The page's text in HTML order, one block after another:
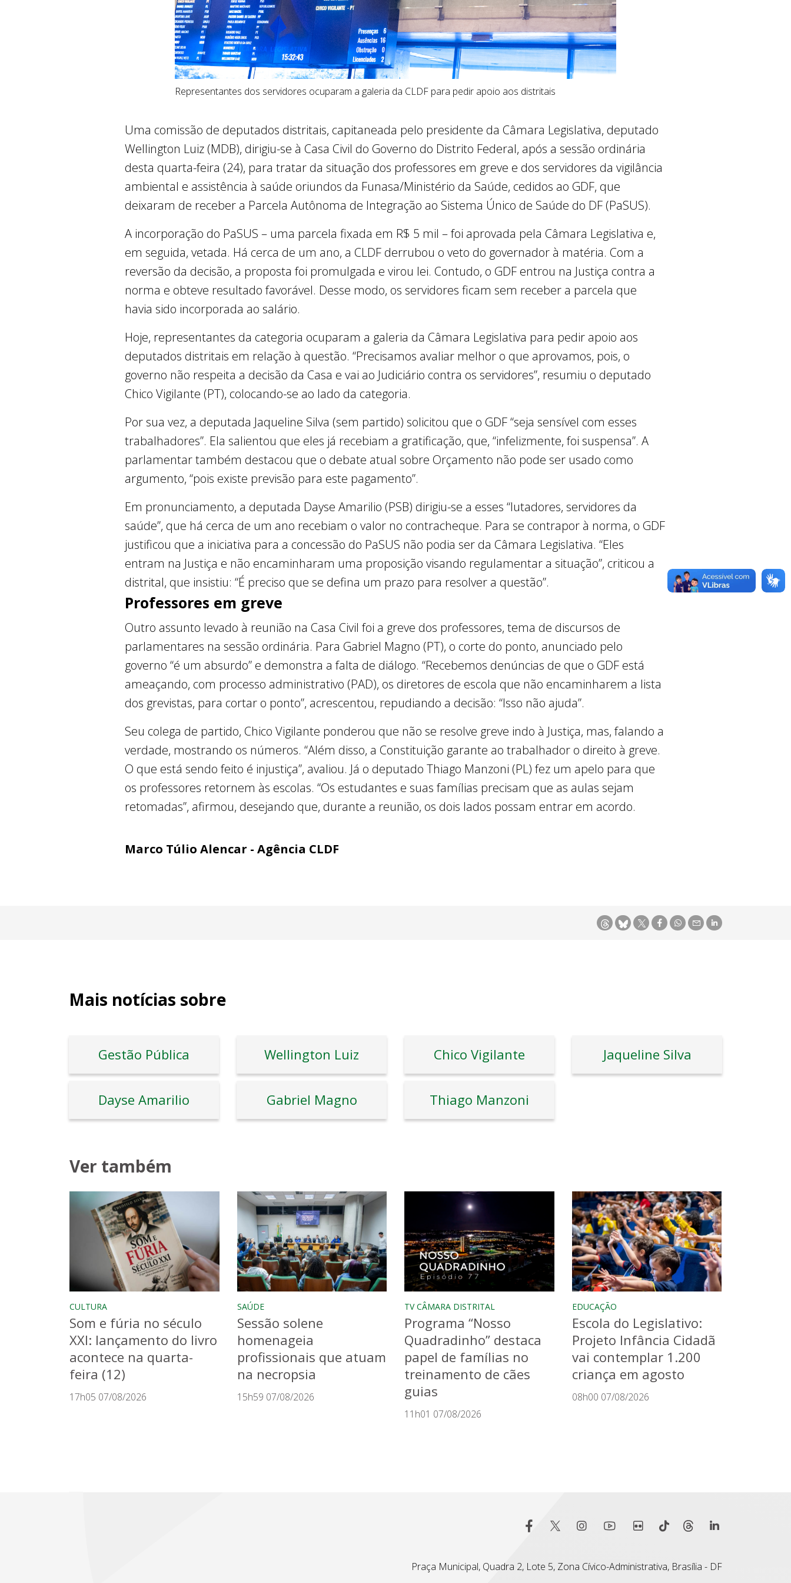
Representantes dos servidores ocuparam a galeria da CLDF para pedir apoio aos distritais
Uma comissão de deputados distritais, capitaneada pelo presidente da Câmara Legislativa, deputado
Wellington Luiz (MDB), dirigiu-se à Casa Civil do Governo do Distrito Federal, após a sessão ordinária
desta quarta-feira (24), para tratar da situação dos professores em greve e dos servidores da vigilância
ambiental e assistência à saúde oriundos da Funasa/Ministério da Saúde, cedidos ao GDF, que
deixaram de receber a Parcela Autônoma de Integração ao Sistema Único de Saúde do DF (PaSUS).
A incorporação do PaSUS – uma parcela fixada em R$ 5 mil – foi aprovada pela Câmara Legislativa e,
em seguida, vetada. Há cerca de um ano, a CLDF derrubou o veto do governador à matéria. Com a
reversão da decisão, a proposta foi promulgada e virou lei. Contudo, o GDF entrou na Justiça contra a
norma e obteve resultado favorável. Desse modo, os servidores ficam sem receber a parcela que
havia sido incorporada ao salário.
Hoje, representantes da categoria ocuparam a galeria da Câmara Legislativa para pedir apoio aos
deputados distritais em relação à questão. “Precisamos avaliar melhor o que aprovamos, pois, o
governo não respeita a decisão da Casa e vai ao Judiciário contra os servidores”, resumiu o deputado
Chico Vigilante (PT), colocando-se ao lado da categoria.
Por sua vez, a deputada Jaqueline Silva (sem partido) solicitou que o GDF “seja sensível com esses
trabalhadores”. Ela salientou que eles já recebiam a gratificação, que, “infelizmente, foi suspensa”. A
parlamentar também destacou que o debate atual sobre Orçamento não pode ser usado como
argumento, “pois existe previsão para este pagamento”.
Em pronunciamento, a deputada Dayse Amarilio (PSB) dirigiu-se a esses “lutadores, servidores da
saúde”, que há cerca de um ano recebiam o valor no contracheque. Para se contrapor à norma, o GDF
justificou que a iniciativa para a concessão do PaSUS não podia ser da Câmara Legislativa. “Eles
entram na Justiça e não encaminharam uma proposição visando regulamentar a situação”, criticou a
distrital, que insistiu: “É preciso que se defina um prazo para resolver a questão”.
Professores em greve
Outro assunto levado à reunião na Casa Civil foi a greve dos professores, tema de discursos de
parlamentares na sessão ordinária. Para Gabriel Magno (PT), o corte do ponto, anunciado pelo
governo “é um absurdo” e demonstra a falta de diálogo. “Recebemos denúncias de que o GDF está
ameaçando, com processo administrativo (PAD), os diretores de escola que não encaminharem a lista
dos grevistas, para cortar o ponto”, acrescentou, repudiando a decisão: “Isso não ajuda”.
Seu colega de partido, Chico Vigilante ponderou que não se resolve greve indo à Justiça, mas, falando a
verdade, mostrando os números. “Além disso, a Constituição garante ao trabalhador o direito à greve.
O que está sendo feito é injustiça”, avaliou. Já o deputado Thiago Manzoni (PL) fez um apelo para que
os professores retornem às escolas. “Os estudantes e suas famílias precisam que as aulas sejam
retomadas”, afirmou, desejando que, durante a reunião, os dois lados possam entrar em acordo.
Marco Túlio Alencar - Agência CLDF
Mais notícias sobre
Gestão Pública Wellington Luiz Chico Vigilante Jaqueline Silva
Dayse Amarilio Gabriel Magno Thiago Manzoni
Ver também
CULTURA
Som e fúria no século
XXI: lançamento do livro
acontece na quarta-
feira (12)
17h05 07/08/2026
SAÚDE
Sessão solene
homenageia
profissionais que atuam
na necropsia
15h59 07/08/2026
TV CÂMARA DISTRITAL
Programa “Nosso
Quadradinho” destaca
papel de famílias no
treinamento de cães
guias
11h01 07/08/2026
EDUCAÇÃO
Escola do Legislativo:
Projeto Infância Cidadã
vai contemplar 1.200
criança em agosto
08h00 07/08/2026
Praça Municipal, Quadra 2, Lote 5, Zona Cívico-Administrativa, Brasília - DF